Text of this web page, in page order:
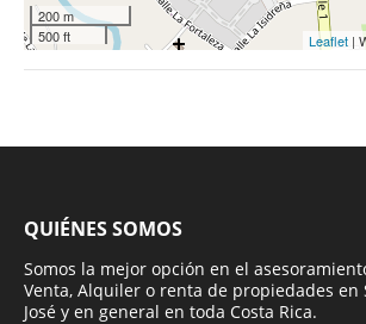
200 m
500 ft
Leaflet |
QUIÉNES SOMOS
Somos la mejor opción en el
Venta, Alquiler o renta de propiedades en
José y en general en toda Costa Rica.